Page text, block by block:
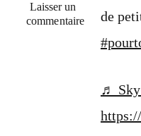
Laisser un
commentaire
@metamindedition
de
♬ Sky